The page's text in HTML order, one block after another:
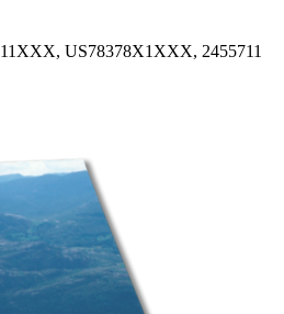
US78378X1XXX, 2455711